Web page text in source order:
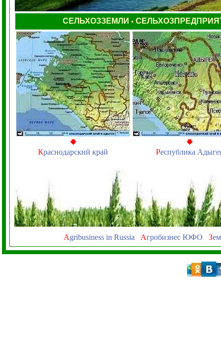
СЕЛЬХОЗЗЕМЛИ •
Краснодарский край Республика
Agribusiness in Russia Агробизнес ЮФО З